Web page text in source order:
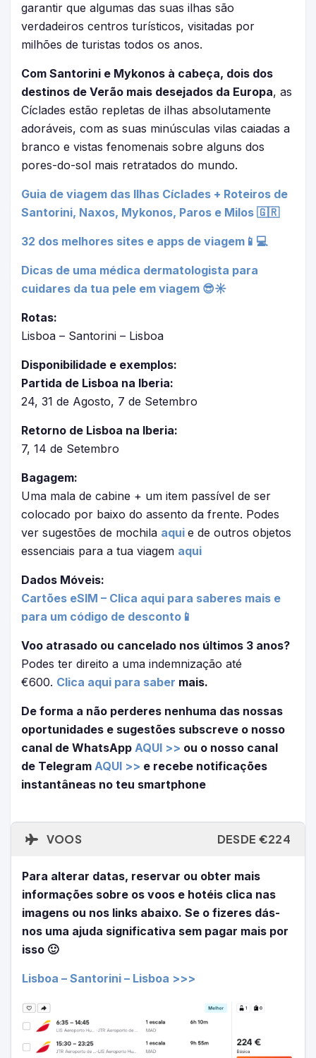
garantir que algumas das suas ilhas são
verdadeiros centros turísticos, visitadas por
milhões de turistas todos os anos.
Com Santorini e Mykonos à cabeça, dois dos
destinos de Verão mais desejados da Europa, as
Cíclades estão repletas de ilhas absolutamente
adoráveis, com as suas minúsculas vilas caiadas a
branco e vistas fenomenais sobre alguns dos
pores-do-sol mais retratados do mundo.
Guia de viagem das Ilhas Cíclades + Roteiros de
Santorini, Naxos, Mykonos, Paros e Milos 🇬🇷
32 dos melhores sites e apps de viagem📱💻
Dicas de uma médica dermatologista para
cuidares da tua pele em viagem 😎☀
Rotas:
Lisboa – Santorini – Lisboa
Disponibilidade e exemplos:
Partida de Lisboa na Iberia:
24, 31 de Agosto, 7 de Setembro
Retorno de Lisboa na Iberia:
7, 14 de Setembro
Bagagem:
Uma mala de cabine + um item passível de ser
colocado por baixo do assento da frente. Podes
ver sugestões de mochila aqui e de outros objetos
essenciais para a tua viagem aqui
Dados Móveis:
Cartões eSIM – Clica aqui para saberes mais e
para um código de desconto📱
Voo atrasado ou cancelado nos últimos 3 anos?
Podes ter direito a uma indemnização até
€600. Clica aqui para saber mais.
De forma a não perderes nenhuma das nossas
oportunidades e sugestões subscreve o nosso
canal de WhatsApp AQUI >> ou o nosso canal
de Telegram AQUI >> e recebe notificações
instantâneas no teu smartphone
VOOS DESDE €224
Para alterar datas, reservar ou obter mais
informações sobre os voos e hotéis clica nas
imagens ou nos links abaixo. Se o fizeres dás-
nos uma ajuda significativa sem pagar mais por
isso 🙂
Lisboa – Santorini – Lisboa >>>